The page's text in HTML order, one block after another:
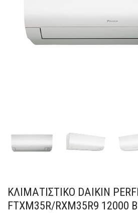
ΚΛΙΜΑΤΙΣΤΙΚΟ DAIKIN
FTXM35R/RXM35R9 12000